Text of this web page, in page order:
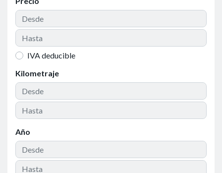
IVA deducible
Kilometraje
Año